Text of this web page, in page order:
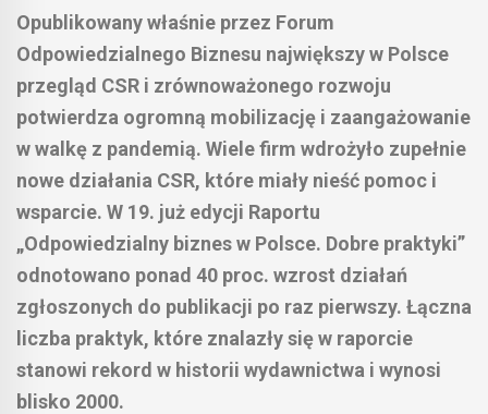
Opublikowany właśnie przez Forum
Odpowiedzialnego Biznesu największy w Polsce
przegląd CSR i zrównoważonego rozwoju
potwierdza ogromną mobilizację i zaangażowanie
w walkę z pandemią. Wiele firm wdrożyło zupełnie
nowe działania CSR, które miały nieść pomoc i
wsparcie. W 19. już edycji Raportu
„Odpowiedzialny biznes w Polsce. Dobre praktyki”
odnotowano ponad 40 proc. wzrost działań
zgłoszonych do publikacji po raz pierwszy. Łączna
liczba praktyk, które znalazły się w raporcie
stanowi rekord w historii wydawnictwa i wynosi
blisko 2000.